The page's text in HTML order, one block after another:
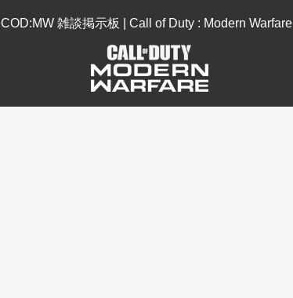
COD:MW 雑談掲示板 | Call of Duty : Modern Warfare |